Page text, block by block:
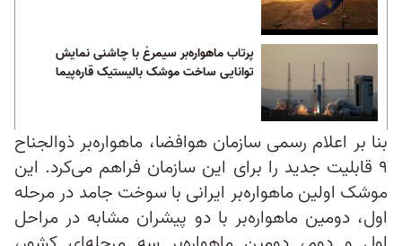
پرتاب ماهواره‌بر سیمرغ با چاشنی نمایش
توانایی ساخت موشک بالیستیک قاره‌پیما
بنا بر اعلام رسمی سازمان هوافضا، ماهواره‌بر ذوالجناح
۹ قابلیت جدید را برای این سازمان فراهم می‌کرد. این
موشک اولین ماهواره‌بر ایرانی با سوخت جامد در مرحله
اول، دومین ماهواره‌بر با دو پیشران مشابه در مراحل